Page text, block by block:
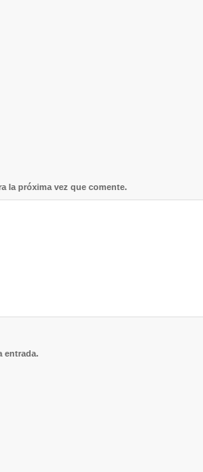
la próxima vez que comente.
entrada.